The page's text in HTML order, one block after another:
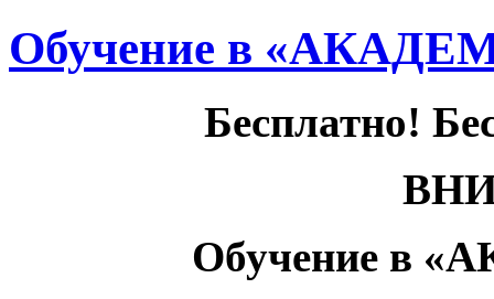
Обучение в
Бесплатно!
Обучение в